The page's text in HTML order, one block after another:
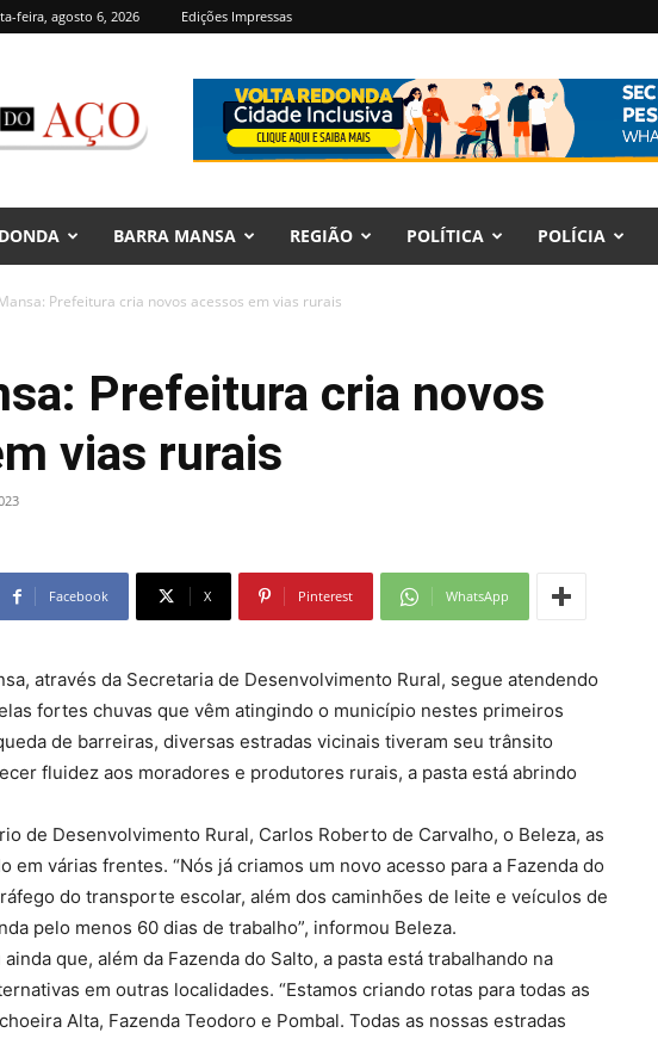
feira, agosto 6, 2026 Edições Impressas
BARRA MANSA REGIÃO POLÍTICA POLÍCIA
Prefeitura cria novos acessos em vias rurais
Prefeitura cria novos
vias rurais
Facebook X Pinterest WhatsApp
através da Secretaria de Desenvolvimento Rural, segue atendendo
fortes chuvas que vêm atingindo o município nestes primeiros
de barreiras, diversas estradas vicinais tiveram seu trânsito
fluidez aos moradores e produtores rurais, a pasta está abrindo
de Desenvolvimento Rural, Carlos Roberto de Carvalho, o Beleza, as
em várias frentes. “Nós já criamos um novo acesso para a Fazenda do
do transporte escolar, além dos caminhões de leite e veículos de
pelo menos 60 dias de trabalho”, informou Beleza.
que, além da Fazenda do Salto, a pasta está trabalhando na
em outras localidades. “Estamos criando rotas para todas as
Alta, Fazenda Teodoro e Pombal. Todas as nossas estradas